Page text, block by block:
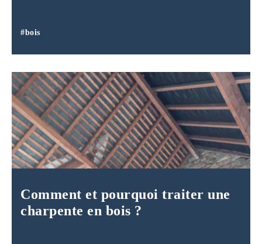
#bois
Comment et pourquoi traiter une
charpente en bois ?